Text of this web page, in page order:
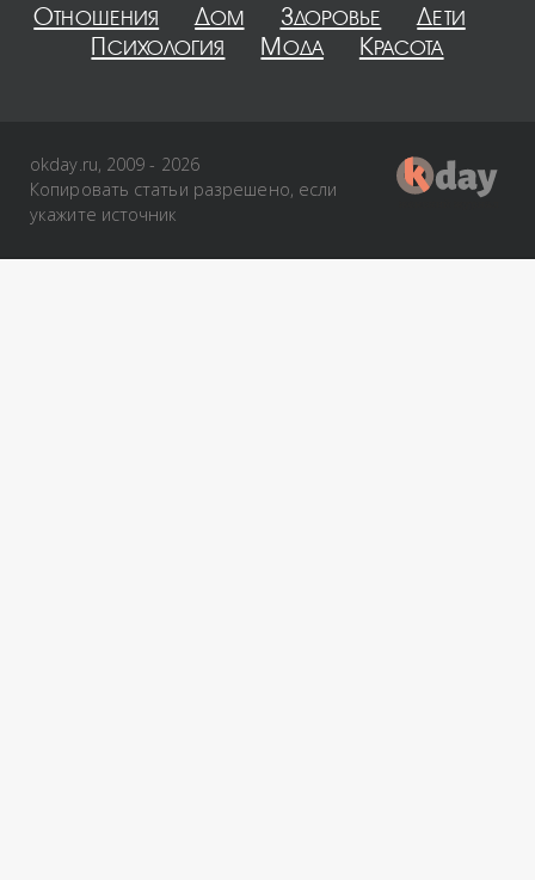
Отношения Дом Здоровье
Дети
Психология
Мода Красота
okday.ru, 2009 - 2026
Копировать статьи разрешено, если
укажите источник